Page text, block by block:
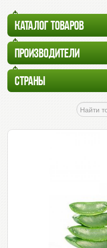
КАТАЛОГ ТОВАРОВ
ПРОИЗВОДИТЕЛИ
СТРАНЫ